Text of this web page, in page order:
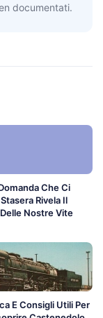
documentati.
Che Ci
Rivela Il
Nostre Vite
E Consigli Utili Per